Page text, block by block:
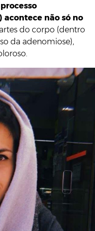
acontece não só no
do corpo (dentro
da adenomiose),